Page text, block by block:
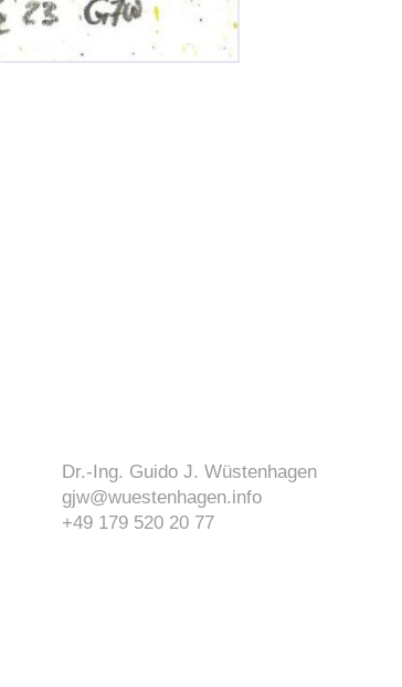
Dr.-Ing. Guido J. Wüstenhagen
gjw@wuestenhagen.info
+49 179 520 20 77